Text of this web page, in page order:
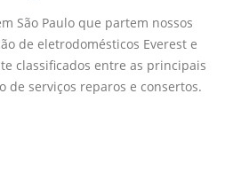
São Paulo que partem nossos
de eletrodomésticos Everest e
classificados entre as principais
de serviços reparos e consertos.